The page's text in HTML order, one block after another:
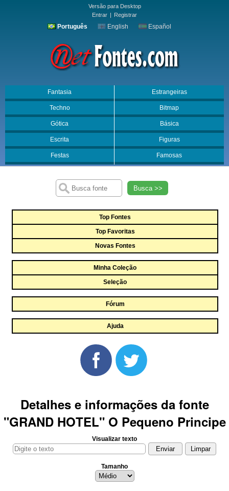
Versão para Desktop
Entrar | Registrar
Português English Español
Fantasia Estrangeiras
Techno Bitmap
Gótica Básica
Escrita Figuras
Festas Famosas
Busca >>
Top Fontes
Top Favoritas
Novas Fontes
Minha Coleção
Seleção
Fórum
Ajuda
Detalhes e informações da fonte
"GRAND HOTEL" O Pequeno Principe
Visualizar texto
Tamanho